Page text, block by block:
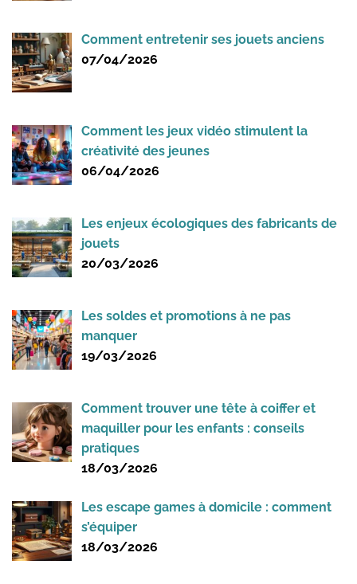
Comment entretenir ses jouets anciens
07/04/2026
Comment les jeux vidéo stimulent la
créativité des jeunes
06/04/2026
Les enjeux écologiques des fabricants de
jouets
20/03/2026
Les soldes et promotions à ne pas
manquer
19/03/2026
Comment trouver une tête à coiffer et
maquiller pour les enfants : conseils
pratiques
18/03/2026
Les escape games à domicile : comment
s’équiper
18/03/2026